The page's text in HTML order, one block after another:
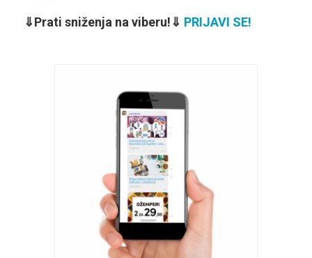
⇓Prati sniženja na viberu!⇓ PRIJAVI SE!